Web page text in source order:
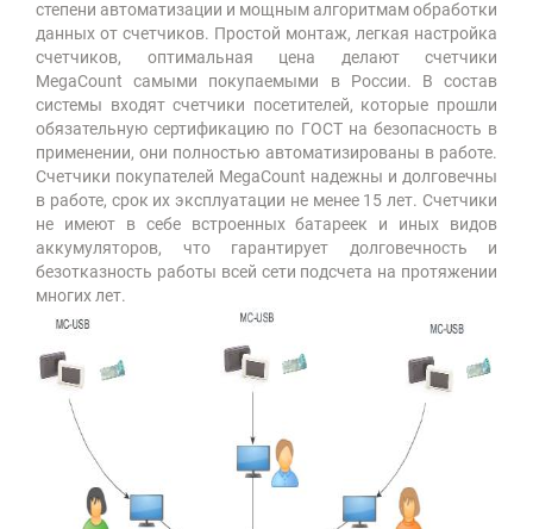
степени автоматизации и мощным алгоритмам обработки
данных от счетчиков. Простой монтаж, легкая настройка
счетчиков, оптимальная цена делают счетчики
MegaCount самыми покупаемыми в России. В состав
системы входят счетчики посетителей, которые прошли
обязательную сертификацию по ГОСТ на безопасность в
применении, они полностью автоматизированы в работе.
Счетчики покупателей MegaCount надежны и долговечны
в работе, срок их эксплуатации не менее 15 лет. Счетчики
не имеют в себе встроенных батареек и иных видов
аккумуляторов, что гарантирует долговечность и
безотказность работы всей сети подсчета на протяжении
многих лет.